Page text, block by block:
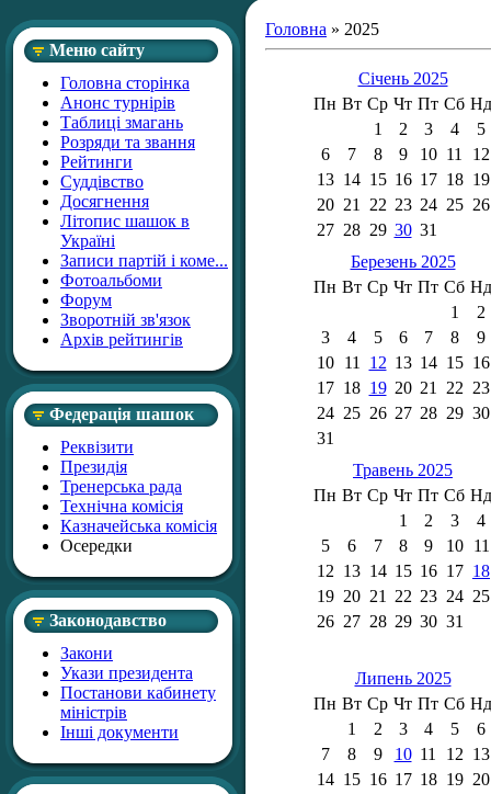
Меню сайту
Головна сторінка
Анонс турнірів
Таблиці змагань
Розряди та звання
Рейтинги
Суддівство
Досягнення
Літопис шашок в
Україні
Записи партій і коме...
Фотоальбоми
Форум
Зворотній зв'язок
Архів рейтингів
Федерація шашок
Реквізити
Президія
Тренерська рада
Технічна комісія
Казначейська комісія
Осередки
Законодавство
Закони
Укази президента
Постанови кабинету
міністрів
Інші документи
Головна » 2025
Січень 2025
Пн Вт Ср Чт Пт Сб Нд
1
2 3 4
5
6
7 8 9 10 11
12
13 14 15 16 17 18 19
20 21 22 23 24 25 26
27 28 29 30 31
Березень 2025
Пн Вт Ср Чт Пт Сб Нд
1
2
3
4 5 6 7 8
9
10
11 12 13 14 15 16
17 18 19 20 21 22 23
24 25 26 27 28 29 30
31
Травень 2025
Пн Вт Ср Чт Пт Сб Нд
1
2 3
4
5
6 7 8 9 10
11
12 13 14 15 16 17 18
19 20 21 22 23 24 25
26 27 28 29 30 31
Липень 2025
Пн Вт Ср Чт Пт Сб Нд
1
2 3 4 5
6
7
8 9 10 11 12 13
14 15 16 17 18 19 20